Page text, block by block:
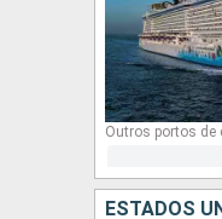
Outros portos de
ESTADOS